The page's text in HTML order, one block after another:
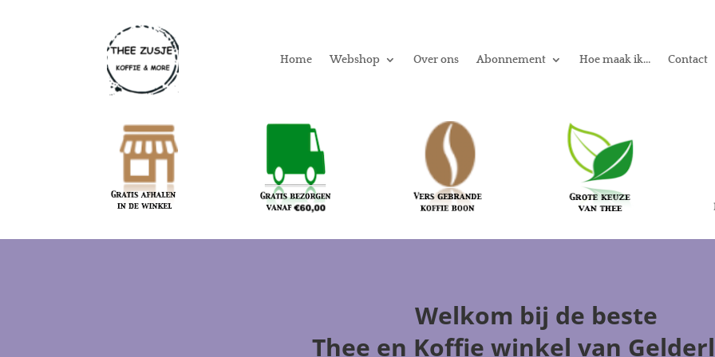
Home Webshop Over ons Abonnement Hoe maak ik… Contact
Welkom bij de beste
Thee en Koffie winkel van